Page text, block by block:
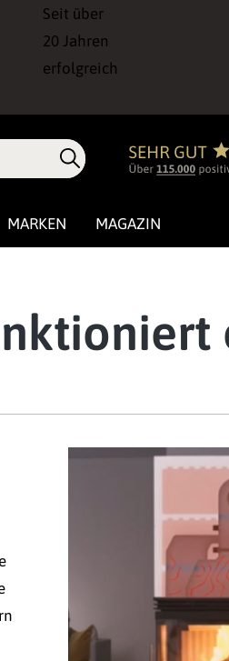
Seit über
20 Jahren
erfolgreich
MARKEN MAGAZIN